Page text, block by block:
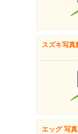
スズキ写真
エッグ 写